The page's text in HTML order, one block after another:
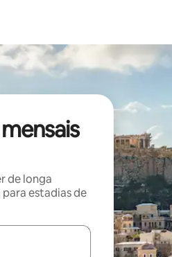
de longa
estadias de
navegue com as teclas